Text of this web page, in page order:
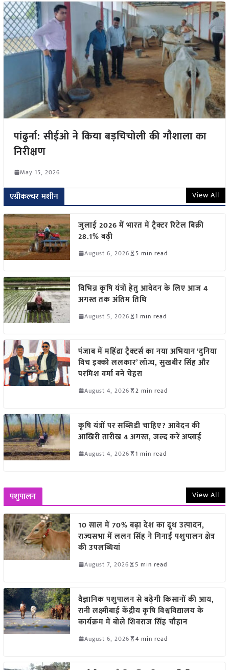
पांढुर्ना: सीईओ ने किया बड़चिचोली की गौशाला का
निरीक्षण
May 15, 2026
एग्रीकल्चर मशीन View All
जुलाई 2026 में भारत में ट्रैक्टर रिटेल बिक्री
28.1% बढ़ी
August 6, 2026 5 min read
विभिन्न कृषि यंत्रों हेतु आवेदन के लिए आज 4
अगस्त तक अंतिम तिथि
August 5, 2026 1 min read
पंजाब में महिंद्रा ट्रैक्टर्स का नया अभियान ‘दुनिया
विच इक्को ललकार’ लॉन्च, सुखबीर सिंह और
परमिश वर्मा बने चेहरा
August 4, 2026 2 min read
कृषि यंत्रों पर सब्सिडी चाहिए? आवेदन की
आखिरी तारीख 4 अगस्त, जल्द करें अप्लाई
August 4, 2026 1 min read
पशुपालन View All
10 साल में 70% बढ़ा देश का दूध उत्पादन,
राज्यसभा में ललन सिंह ने गिनाईं पशुपालन क्षेत्र
की उपलब्धियां
August 7, 2026 5 min read
वैज्ञानिक पशुपालन से बढ़ेगी किसानों की आय,
रानी लक्ष्मीबाई केंद्रीय कृषि विश्वविद्यालय के
कार्यक्रम में बोले शिवराज सिंह चौहान
August 6, 2026 4 min read